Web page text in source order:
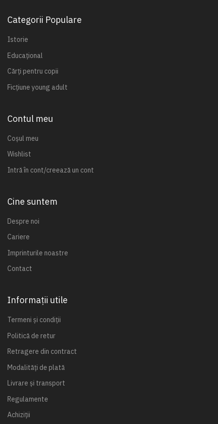
Categorii Populare
Istorie
Educațional
Cărți pentru copii
Ficțiune young adult
Contul meu
Coșul meu
Wishlist
Intră în cont/creează un cont
Cine suntem
Despre noi
Cariere
Imprinturile noastre
Contact
Informații utile
Termeni și condiții
Politică de retur
Retragere din contract
Modalități de plată
Livrare și transport
Regulamente
Achiziții